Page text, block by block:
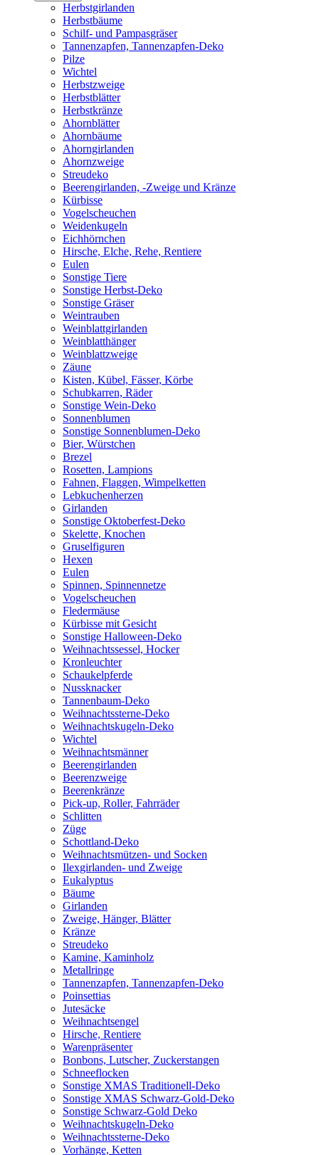
Herbstgirlanden
Herbstbäume
Schilf- und Pampasgräser
Tannenzapfen, Tannenzapfen-Deko
Pilze
Wichtel
Herbstzweige
Herbstblätter
Herbstkränze
Ahornblätter
Ahornbäume
Ahorngirlanden
Ahornzweige
Streudeko
Beerengirlanden, -Zweige und Kränze
Kürbisse
Vogelscheuchen
Weidenkugeln
Eichhörnchen
Hirsche, Elche, Rehe, Rentiere
Eulen
Sonstige Tiere
Sonstige Herbst-Deko
Sonstige Gräser
Weintrauben
Weinblattgirlanden
Weinblatthänger
Weinblattzweige
Zäune
Kisten, Kübel, Fässer, Körbe
Schubkarren, Räder
Sonstige Wein-Deko
Sonnenblumen
Sonstige Sonnenblumen-Deko
Bier, Würstchen
Brezel
Rosetten, Lampions
Fahnen, Flaggen, Wimpelketten
Lebkuchenherzen
Girlanden
Sonstige Oktoberfest-Deko
Skelette, Knochen
Gruselfiguren
Hexen
Eulen
Spinnen, Spinnennetze
Vogelscheuchen
Fledermäuse
Kürbisse mit Gesicht
Sonstige Halloween-Deko
Weihnachtssessel, Hocker
Kronleuchter
Schaukelpferde
Nussknacker
Tannenbaum-Deko
Weihnachtssterne-Deko
Weihnachtskugeln-Deko
Wichtel
Weihnachtsmänner
Beerengirlanden
Beerenzweige
Beerenkränze
Pick-up, Roller, Fahrräder
Schlitten
Züge
Schottland-Deko
Weihnachtsmützen- und Socken
Ilexgirlanden- und Zweige
Eukalyptus
Bäume
Girlanden
Zweige, Hänger, Blätter
Kränze
Streudeko
Kamine, Kaminholz
Metallringe
Tannenzapfen, Tannenzapfen-Deko
Poinsettias
Jutesäcke
Weihnachtsengel
Hirsche, Rentiere
Warenpräsenter
Bonbons, Lutscher, Zuckerstangen
Schneeflocken
Sonstige XMAS Traditionell-Deko
Sonstige XMAS Schwarz-Gold-Deko
Sonstige Schwarz-Gold Deko
Weihnachtskugeln-Deko
Weihnachtssterne-Deko
Vorhänge, Ketten